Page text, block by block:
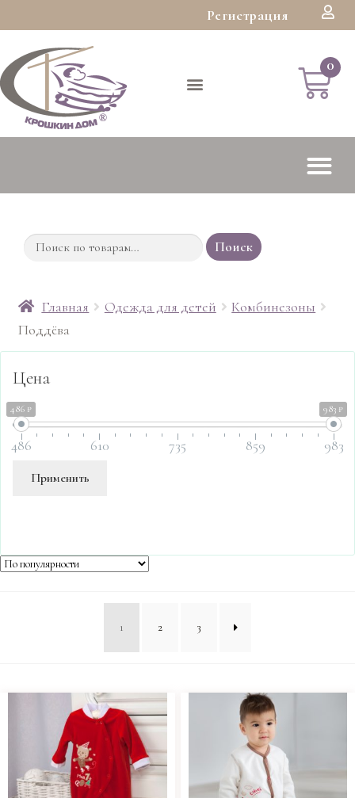
Регистрация
Поиск
Главная Одежда для детей
Комбинезоны
Поддёва
Цена
486 ₽ 983 ₽
486 610 735 859 983
Применить
1 2 3